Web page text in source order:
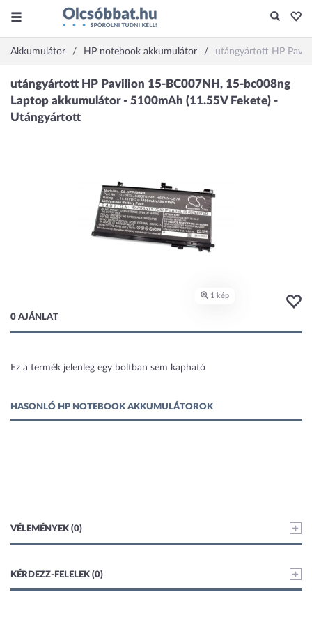
Akkumulátor HP notebook akkumulátor utángyártott HP
0 AJÁNLAT
Ez a termék jelenleg egy boltban sem kapható
HASONLÓ HP NOTEBOOK AKKUMULÁTOROK
VÉLEMÉNYEK (0)
KÉRDEZZ-FELELEK (0)